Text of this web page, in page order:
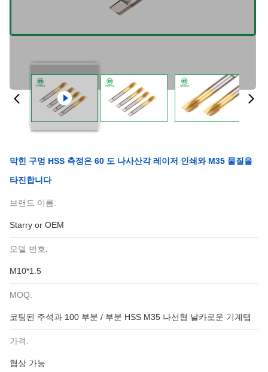
막힌 구멍 HSS 측정은 60 도 나사산각 레이저 인쇄와 M35 물질을
타진합니다
브랜드 이름:
Starry or OEM
모델 번호:
M10*1.5
MOQ:
코팅된 주석과 100 부분 / 부분 HSS M35 나선형 날카로운 기계탭
가격:
협상 가능